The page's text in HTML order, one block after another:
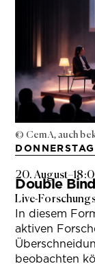
© Cem A, auch
DONNERSTAG
20. August–
Double Bind
Live-
In diesem
aktiven
beobachten